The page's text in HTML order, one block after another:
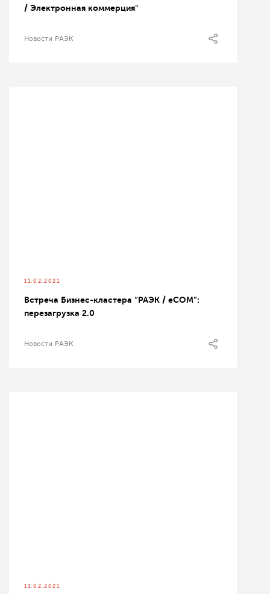
/ Электронная коммерция"
Новости РАЭК
11.02.2021
Встреча Бизнес-кластера “РАЭК / eCOM”:
перезагрузка 2.0
Новости РАЭК
11.02.2021